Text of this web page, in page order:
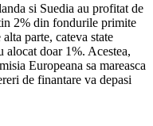
si Suedia au profitat de
2% din fondurile primite
parte, cateva state
alocat doar 1%. Acestea,
Europeana sa mareasca
de finantare va depasi